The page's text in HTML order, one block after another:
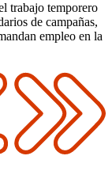
trabajo temporero
de campañas,
empleo en la